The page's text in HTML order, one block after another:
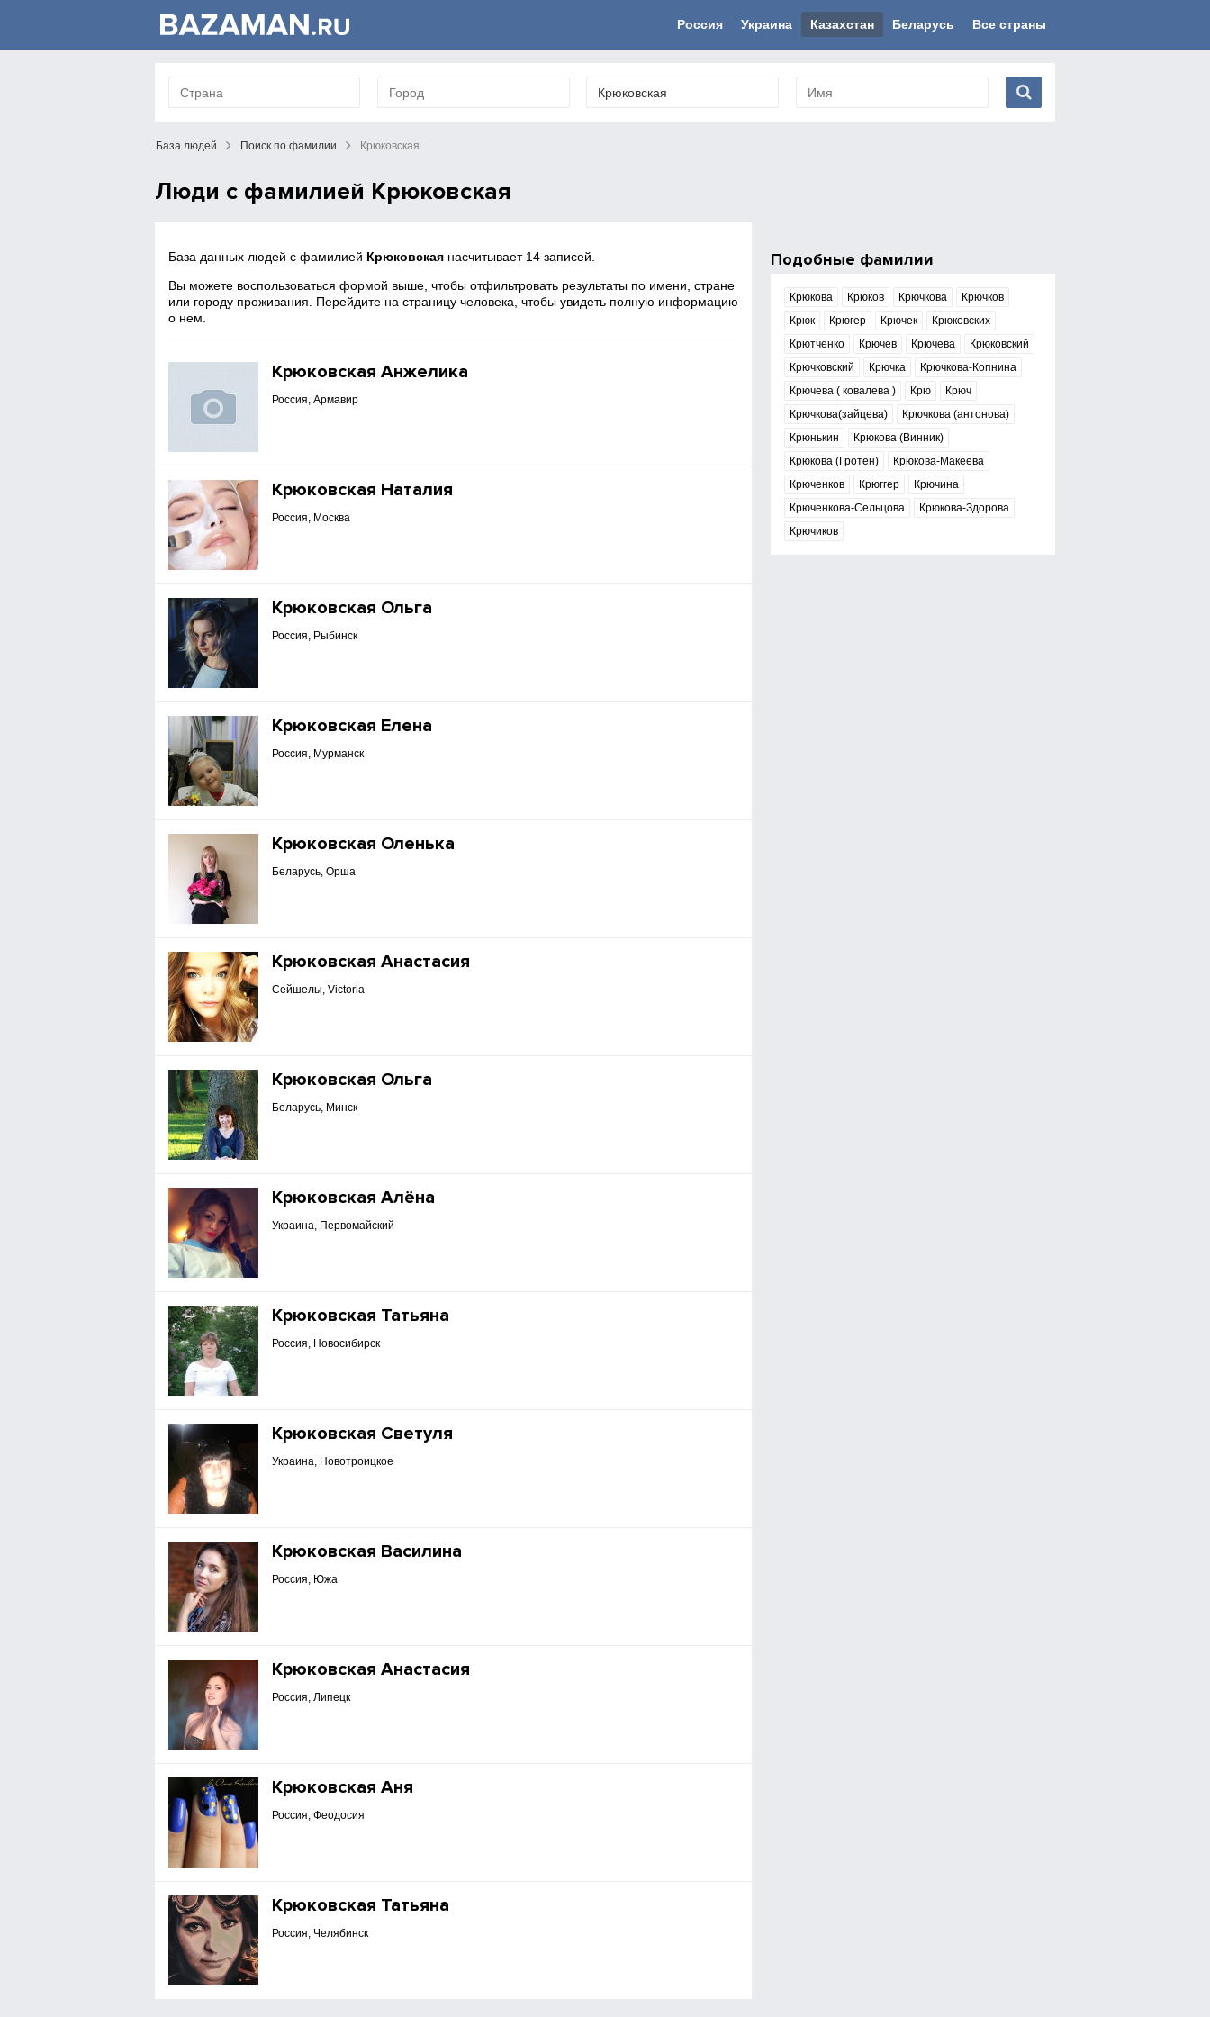
Россия Украина Казахстан Беларусь Все страны
База людей Поиск по фамилии Крюковская
Люди с фамилией Крюковская
База данных людей с фамилией Крюковская насчитывает 14 записей.
Вы можете воспользоваться формой выше, чтобы отфильтровать результаты по имени, стране
или городу проживания. Перейдите на страницу человека, чтобы увидеть полную информацию
о нем.
Крюковская Анжелика
Россия, Армавир
Крюковская Наталия
Россия, Москва
Крюковская Ольга
Россия, Рыбинск
Крюковская Елена
Россия, Мурманск
Крюковская Оленька
Беларусь, Орша
Крюковская Анастасия
Сейшелы, Victoria
Крюковская Ольга
Беларусь, Минск
Крюковская Алёна
Украина, Первомайский
Крюковская Татьяна
Россия, Новосибирск
Крюковская Светуля
Украина, Новотроицкое
Крюковская Василина
Россия, Южа
Крюковская Анастасия
Россия, Липецк
Крюковская Аня
Россия, Феодосия
Крюковская Татьяна
Россия, Челябинск
Подобные фамилии
Крюкова Крюков Крючкова
Крючков
Крюк
Крюгер Крючек
Крюковских
Крютченко
Крючев Крючева
Крюковский
Крючковский
Крючка
Крючкова-Копнина
Крючева ( ковалева )
Крю
Крюч
Крючкова(зайцева)
Крючкова (антонова)
Крюнькин
Крюкова (Винник)
Крюкова (Гротен)
Крюкова-Макеева
Крюченков
Крюггер
Крючина
Крюченкова-Сельцова
Крюкова-Здорова
Крючиков